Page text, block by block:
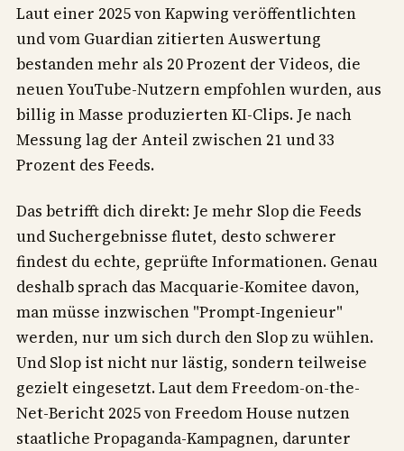
Laut einer 2025 von Kapwing veröffentlichten
und vom Guardian zitierten Auswertung
bestanden mehr als 20 Prozent der Videos, die
neuen YouTube-Nutzern empfohlen wurden, aus
billig in Masse produzierten KI-Clips. Je nach
Messung lag der Anteil zwischen 21 und 33
Prozent des Feeds.
Das betrifft dich direkt: Je mehr Slop die Feeds
und Suchergebnisse flutet, desto schwerer
findest du echte, geprüfte Informationen. Genau
deshalb sprach das Macquarie-Komitee davon,
man müsse inzwischen "Prompt-Ingenieur"
werden, nur um sich durch den Slop zu wühlen.
Und Slop ist nicht nur lästig, sondern teilweise
gezielt eingesetzt. Laut dem Freedom-on-the-
Net-Bericht 2025 von Freedom House nutzen
staatliche Propaganda-Kampagnen, darunter